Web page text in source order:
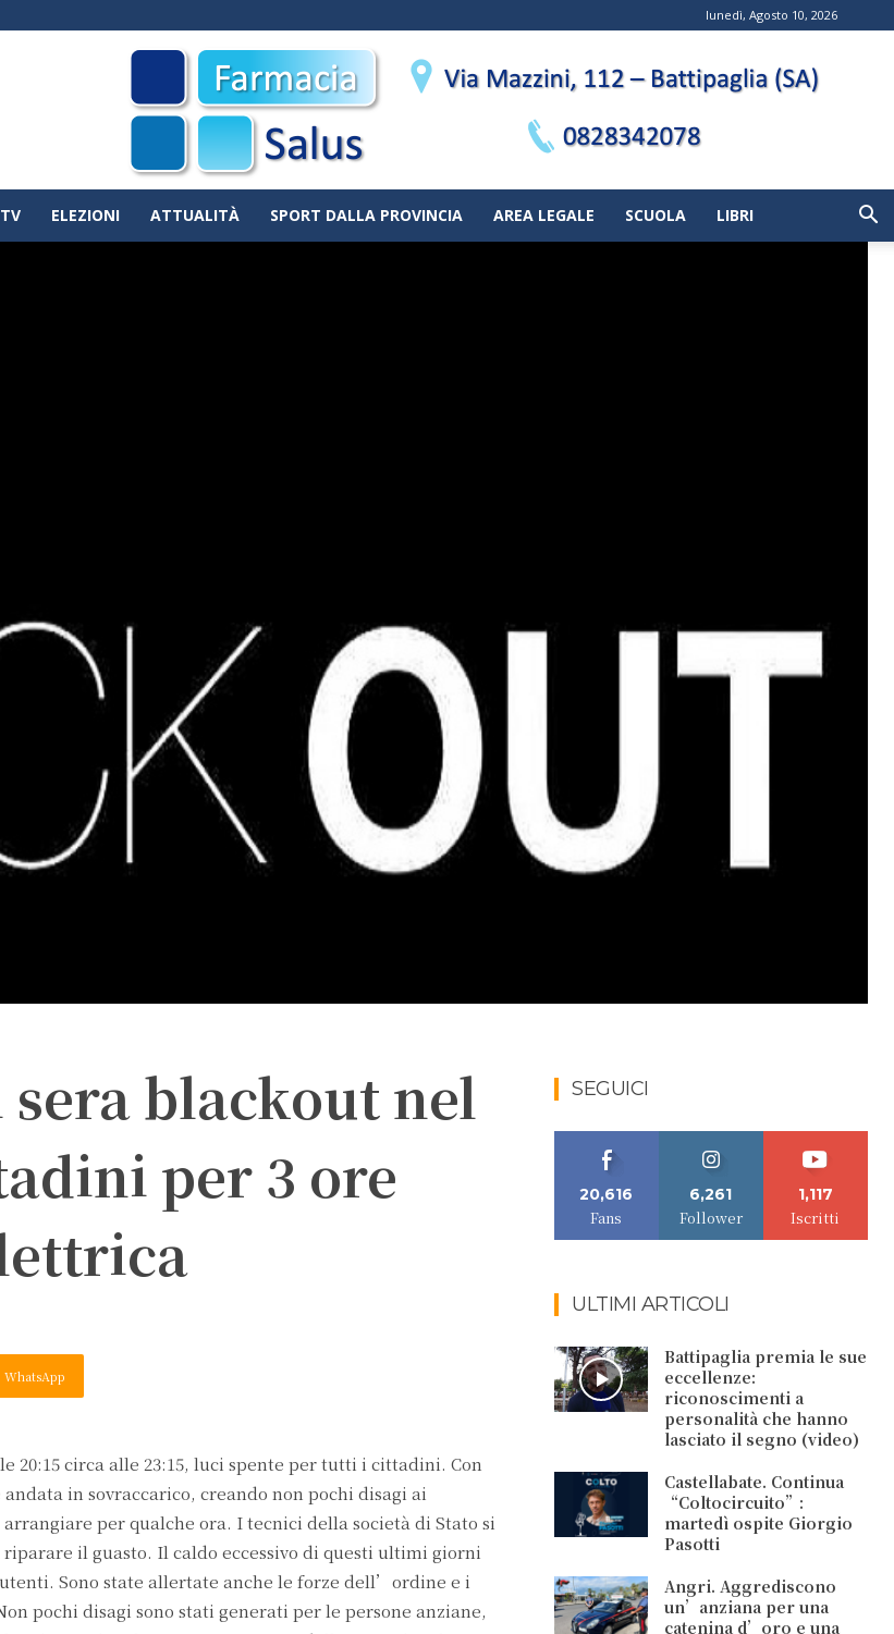
lunedì, Agosto 10, 2026
ELEZIONI ATTUALITÀ SPORT DALLA PROVINCIA AREA LEGALE SCUOLA LIBRI
blackout nel
per 3 ore
WhatsApp
circa alle 23:15, luci spente per tutti i cittadini. Con
in sovraccarico, creando non pochi disagi ai
per qualche ora. I tecnici della società di Stato si
il guasto. Il caldo eccessivo di questi ultimi giorni
Sono state allertate anche le forze dell’ordine e i
pochi disagi sono stati generati per le persone anziane,
SEGUICI
20,616
Fans
6,261
Follower
1,117
Iscritti
ULTIMI ARTICOLI
Battipaglia premia le sue
eccellenze:
riconoscimenti a
personalità che hanno
lasciato il segno (video)
Castellabate. Continua
“Coltocircuito”:
martedì ospite Giorgio
Pasotti
Angri. Aggrediscono
un’anziana per una
catenina d’oro e una